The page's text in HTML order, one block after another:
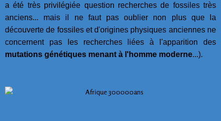
a été très privilégiée question recherches de fossiles très
anciens... mais il ne faut pas oublier non plus que la
découverte de fossiles et d'origines physiques anciennes ne
concernent pas les recherches liées à l'apparition des
mutations génétiques menant à l'homme moderne...).